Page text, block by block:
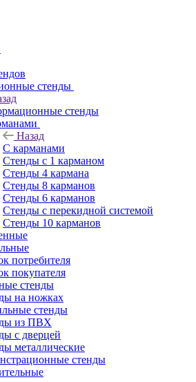
стенды
стенды
Назад
С карманами
Стенды с 1 карманом
Стенды 4 кармана
Стенды 8 карманов
Стенды 6 карманов
Стенды с перекидной системой
Стенды 10 карманов
потребителя
покупателя
стенды
на ножках
стенды
из ПВХ
с дверцей
металлические
стенды